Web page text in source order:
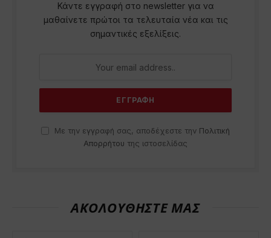
Κάντε εγγραφή στο newsletter για να
μαθαίνετε πρώτοι τα τελευταία νέα και τις
σημαντικές εξελίξεις.
Με την εγγραφή σας, αποδέχεστε την Πολιτική
Απορρήτου της ιστοσελίδας
ΑΚΟΛΟΥΘΗΣΤΕ ΜΑΣ